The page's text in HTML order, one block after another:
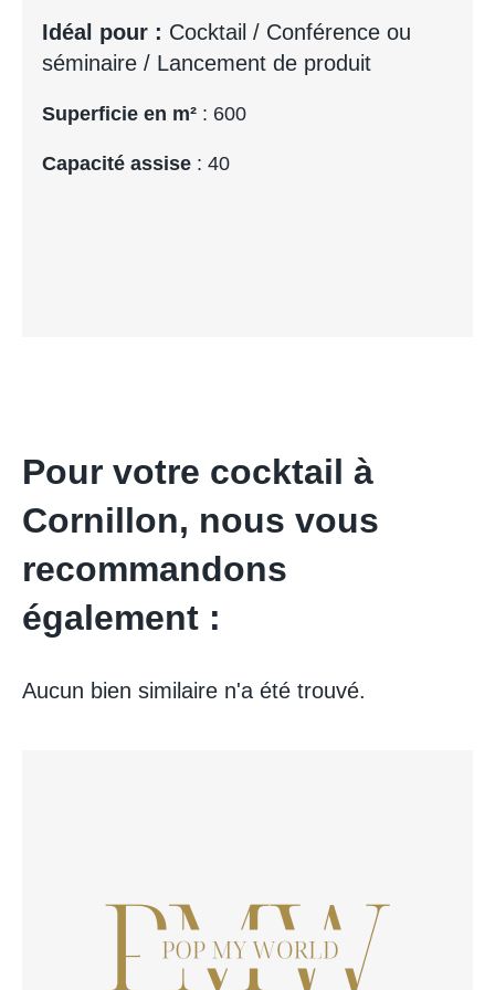
Idéal pour : Cocktail / Conférence ou
séminaire / Lancement de produit
Superficie en m² : 600
Capacité assise : 40
Pour votre cocktail à
Cornillon, nous vous
recommandons
également :
Aucun bien similaire n'a été trouvé.